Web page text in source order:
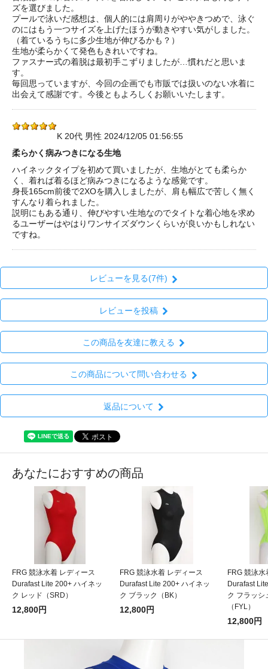
ズを選びました。
プールで泳いだ感想は、個人的には肩周りがややきつめで、泳ぐ
のにはもう一つサイズを上げたほうが動きやすい気がしました。
（着ているうちに多少生地が伸びるかも？）
生地が柔らかくて発色もきれいですね。
ファスナー式の着脱は最初手こずりましたが…慣れだと思いま
す。
毎回思っていますが、今回の企画でも市販では扱いのない水着に
出会えて感謝です。今後ともよろしくお願いいたします。
K 20代 男性 2024/12/05 01:56:55
柔らかく病みつきになる生地
ハイネックタイプを初めて買いましたが、生地がとても柔らか
く、着れば着るほど病みつきになるような感覚です。
身長165cm前後で2XOを購入しましたが、肩も幅広で苦しく無く
すんなり着られました。
説明にもある通り、伸びやすい生地なのでタイトな着心地を求め
るユーザーはやはりワンサイズダウンくらいが良いかもしれない
ですね。
レビューを見る(7件)
レビューを投稿
この商品を友達に教える
この商品について問い合わせる
返品について
あなたにおすすめの商品
FRG 競泳水着 レディース
Durafast Lite 200+ ハイネッ
ク レッド（SRD）
12,800円
FRG 競泳水着 レディース
Durafast Lite 200+ ハイネッ
ク ブラック（BK）
12,800円
FRG 競泳
Durafast
ク フラッシ
（FYL）
12,800円